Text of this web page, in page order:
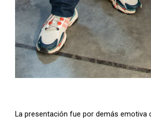
La presentación fue por demás emotiva